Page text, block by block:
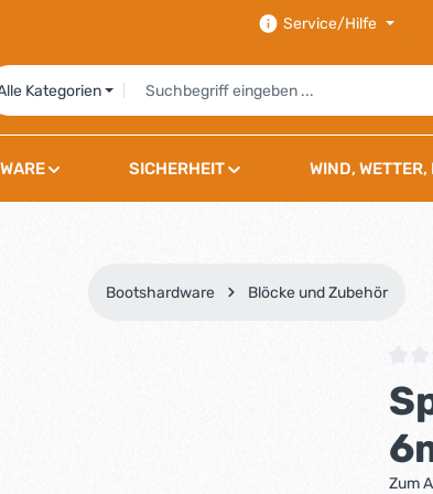
Service/Hilfe
Kategorien
SICHERHEIT WIND,
Bootshardware Blöcke und Zubehör
Zum